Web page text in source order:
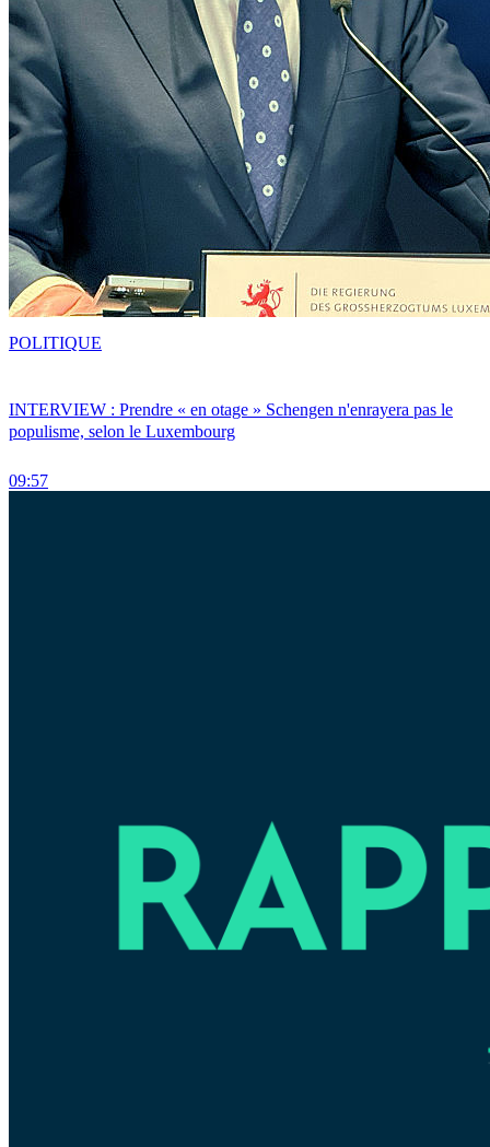
INTERVIEW : Prendre « en otage » Schengen n'enrayera pas le
populisme, selon le Luxembourg
09:57
POLITIQUE